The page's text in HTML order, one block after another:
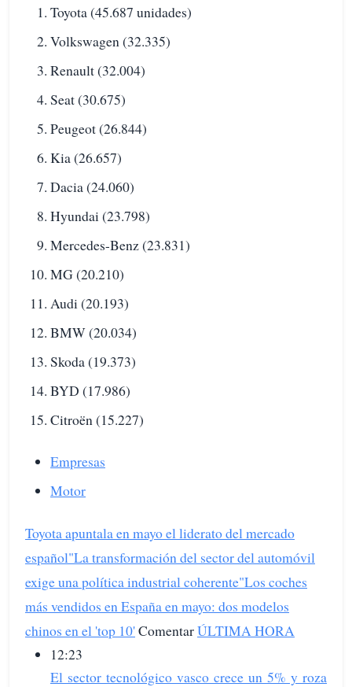
Toyota (45.687 unidades)
Volkswagen (32.335)
Renault (32.004)
Seat (30.675)
Peugeot (26.844)
Kia (26.657)
Dacia (24.060)
Hyundai (23.798)
Mercedes-Benz (23.831)
MG (20.210)
Audi (20.193)
BMW (20.034)
Skoda (19.373)
BYD (17.986)
Citroën (15.227)
Empresas
Motor
Toyota apuntala en mayo el liderato del mercado
español"La transformación del sector del automóvil
exige una política industrial coherente"Los coches
más vendidos en España en mayo: dos modelos
chinos en el 'top 10'ComentarÚLTIMA HORA
12:23
El sector tecnológico vasco crece un 5% y roza